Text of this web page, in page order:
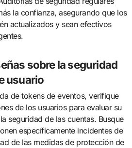
la confianza, asegurando que los
actualizados y sean efectivos
sobre la seguridad
usuario
de tokens de eventos, verifique
de los usuarios para evaluar su
seguridad de las cuentas. Busque
específicamente incidentes de
de las medidas de protección de